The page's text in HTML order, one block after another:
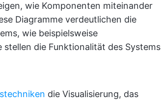
wie Komponenten miteinander
Diagramme verdeutlichen die
wie beispielsweise
die Funktionalität des Systems
die Visualisierung, das